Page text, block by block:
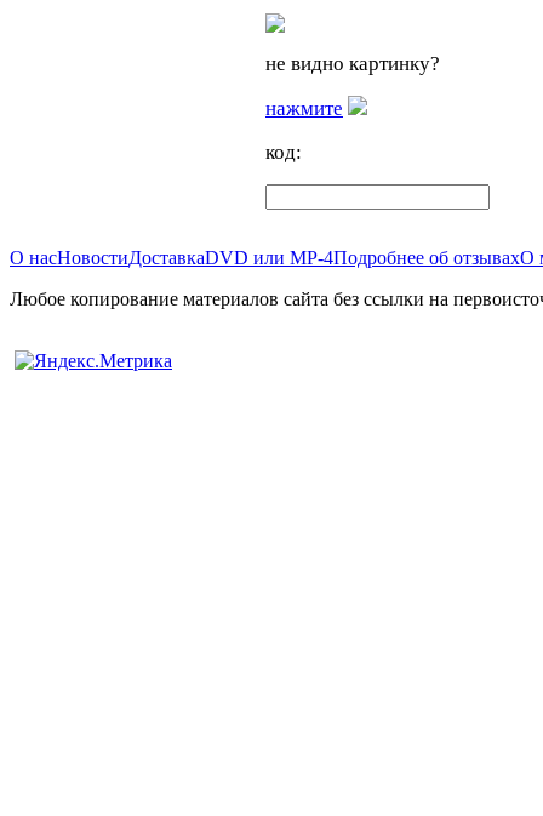
не видно картинку?
нажмите
код:
О насНовостиДоставкаDVD или MP-4Подробнее об отзывахО
Любое копирование материалов сайта без ссылки на